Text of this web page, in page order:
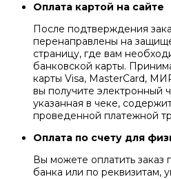
Оплата картой на сайте
После подтверждения
перенаправлены на
страницу, где вам
банковской карты.
карты Visa, MasterCard,
вы получите электронный
указанная в чеке,
проведенной платежной
Оплата по счету для
Вы можете оплатить заказ
банка или по реквизитам,